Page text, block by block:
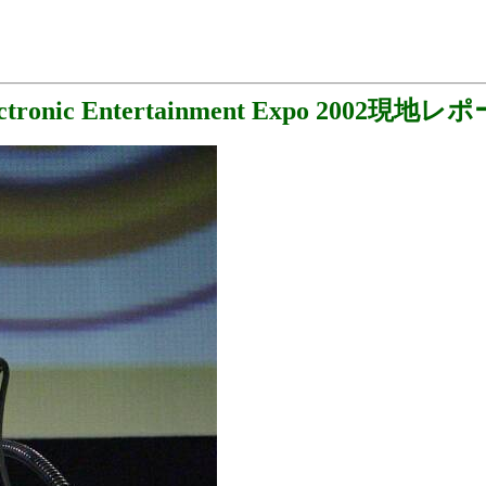
Entertainment Expo 2002現地レポ